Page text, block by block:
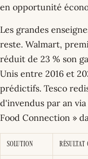
en opportunité
Les grandes
reste. Walmart,
réduit de 23 % son
Unis entre 2016 et
prédictifs. Tesco
d'invendus par an
Food Connection »
Solution Résultat